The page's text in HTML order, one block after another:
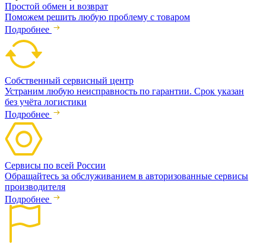
Простой обмен и возврат
Поможем решить любую проблему с товаром
Подробнее
Собственный сервисный центр
Устраним любую неисправность по гарантии. Срок указан
без учёта логистики
Подробнее
Сервисы по всей России
Обращайтесь за обслуживанием в авторизованные сервисы
производителя
Подробнее